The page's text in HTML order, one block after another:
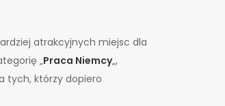
atrakcyjnych miejsc dla
„Praca Niemcy„,
tych, którzy dopiero